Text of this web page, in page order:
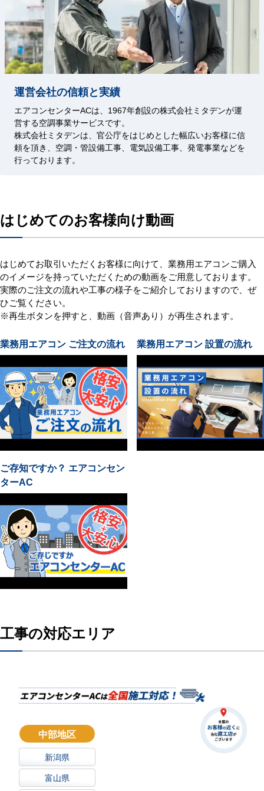
運営会社の信頼と実績
エアコンセンターACは、1967年創設の株式会社ミタデンが運
営する空調事業サービスです。
株式会社ミタデンは、官公庁をはじめとした幅広いお客様に信
頼を頂き、空調・管設備工事、電気設備工事、発電事業などを
行っております。
はじめてのお客様向け動画
はじめてお取引いただくお客様に向けて、業務用エアコンご購入
のイメージを持っていただくための動画をご用意しております。
実際のご注文の流れや工事の様子をご紹介しておりますので、ぜ
ひご覧ください。
※再生ボタンを押すと、動画（音声あり）が再生されます。
業務用エアコン ご注文の流れ 業務用エアコン 設置の流れ
ご存知ですか？ エアコンセン
ターAC
工事の対応エリア
中部地区
新潟県
富山県